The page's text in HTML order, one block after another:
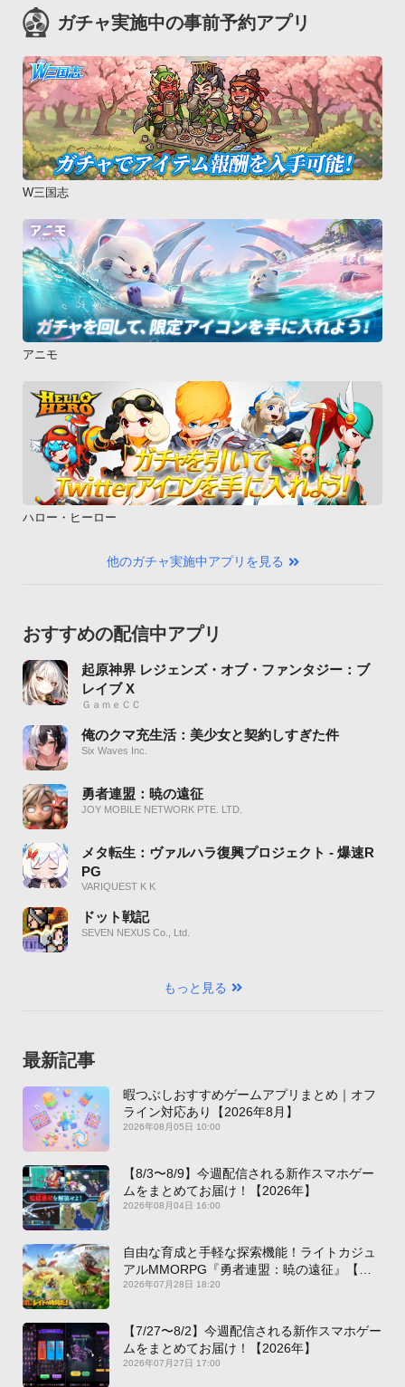
ガチャ実施中の事前予約アプリ
W三国志
アニモ
ハロー・ヒーロー
他のガチャ実施中アプリを見る
おすすめの配信中アプリ
起原神界 レジェンズ・オブ・ファンタジー：ブ
レイブ X
ＧａｍｅＣＣ
俺のクマ充生活：美少女と契約しすぎた件
Six Waves Inc.
勇者連盟：暁の遠征
JOY MOBILE NETWORK PTE. LTD.
メタ転生：ヴァルハラ復興プロジェクト - 爆速R
PG
VARIQUEST K K
ドット戦記
SEVEN NEXUS Co., Ltd.
もっと見る
最新記事
暇つぶしおすすめゲームアプリまとめ｜オフ
ライン対応あり【2026年8月】
2026年08月05日 10:00
【8/3〜8/9】今週配信される新作スマホゲー
ムをまとめてお届け！【2026年】
2026年08月04日 16:00
自由な育成と手軽な探索機能！ライトカジュ
アルMMORPG『勇者連盟：暁の遠征』【最
新作PICKUP】
2026年07月28日 18:20
【7/27〜8/2】今週配信される新作スマホゲー
ムをまとめてお届け！【2026年】
2026年07月27日 17:00